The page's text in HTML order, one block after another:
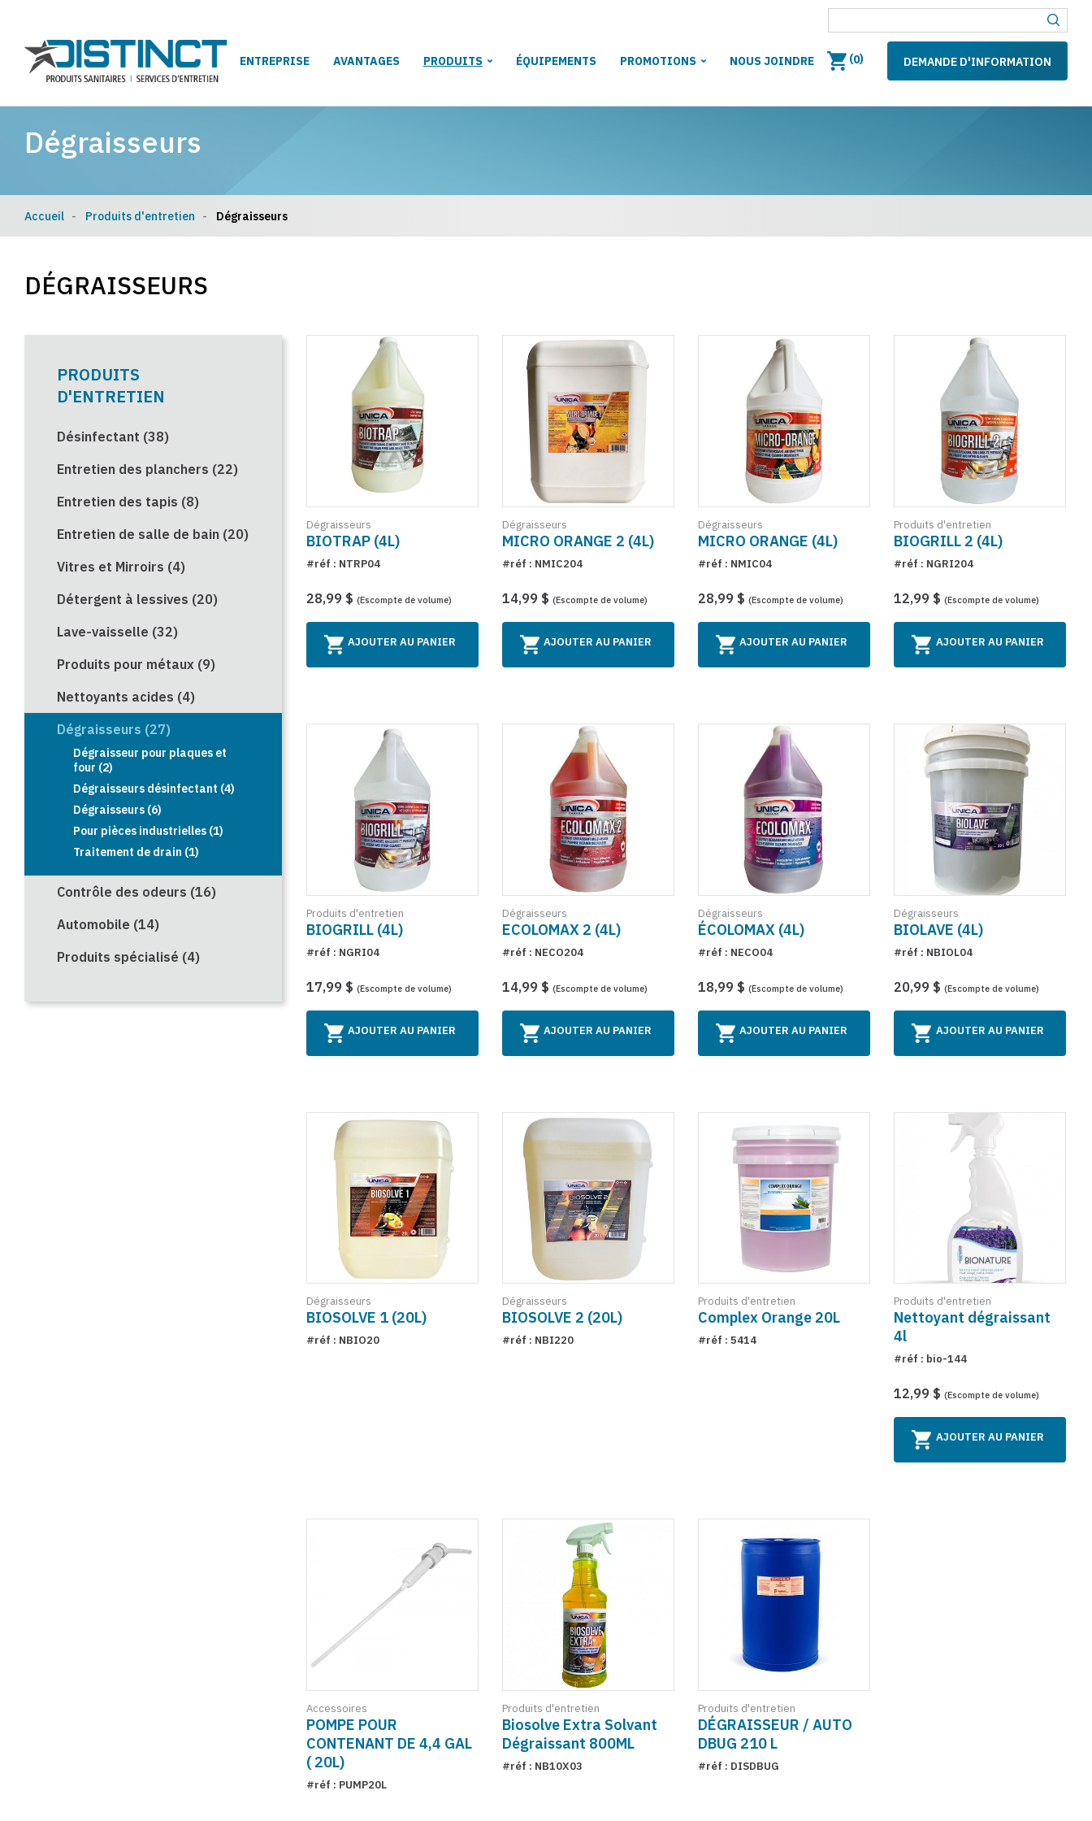
ENTREPRISE AVANTAGES PRODUITS ÉQUIPEMENTS PROMOTIONS NOUS JOINDRE (0) DEMANDE D'INFORMATION
Dégraisseurs
Accueil Produits d'entretien Dégraisseurs
DÉGRAISSEURS
PRODUITS
D'ENTRETIEN
Désinfectant (38)
Entretien des planchers (22)
Entretien des tapis (8)
Entretien de salle de bain (20)
Vitres et Mirroirs (4)
Détergent à lessives (20)
Lave-vaisselle (32)
Produits pour métaux (9)
Nettoyants acides (4)
Dégraisseurs (27)
Dégraisseur pour plaques et
four (2)
Dégraisseurs désinfectant (4)
Dégraisseurs (6)
Pour pièces industrielles (1)
Traitement de drain (1)
Contrôle des odeurs (16)
Automobile (14)
Produits spécialisé (4)
Dégraisseurs
BIOTRAP (4L)
#réf : NTRP04
28,99 $ (Escompte de volume)
AJOUTER AU PANIER
Dégraisseurs
MICRO ORANGE 2 (4L)
#réf : NMIC204
14,99 $ (Escompte de volume)
AJOUTER AU PANIER
Dégraisseurs
MICRO ORANGE (4L)
#réf : NMIC04
28,99 $ (Escompte de volume)
AJOUTER AU PANIER
Produits d'entretien
BIOGRILL 2 (4L)
#réf : NGRI204
12,99 $(Escompte de volume)
AJOUTER AU PANIER
Produits d'entretien
BIOGRILL (4L)
#réf : NGRI04
17,99 $ (Escompte de volume)
AJOUTER AU PANIER
Dégraisseurs
ECOLOMAX 2 (4L)
#réf : NECO204
14,99 $ (Escompte de volume)
AJOUTER AU PANIER
Dégraisseurs
ÉCOLOMAX (4L)
#réf : NECO04
18,99 $ (Escompte de volume)
AJOUTER AU PANIER
Dégraisseurs
BIOLAVE (4L)
#réf : NBIOL04
20,99 $(Escompte de volume)
AJOUTER AU PANIER
Dégraisseurs
BIOSOLVE 1 (20L)
#réf : NBIO20
Dégraisseurs
BIOSOLVE 2 (20L)
#réf : NBI220
Produits d'entretien
Complex Orange 20L
#réf : 5414
Produits d'entretien
Nettoyant dégraissant
4l
#réf : bio-144
12,99 $(Escompte de volume)
AJOUTER AU PANIER
Accessoires
POMPE POUR
CONTENANT DE 4,4 GAL
( 20L)
#réf : PUMP20L
Produits d'entretien
Biosolve Extra Solvant
Dégraissant 800ML
#réf : NB10X03
Produits d'entretien
DÉGRAISSEUR / AUTO
DBUG 210 L
#réf : DISDBUG